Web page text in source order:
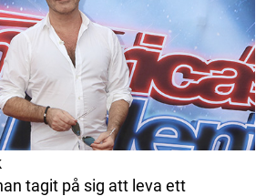
tagit på sig att leva ett